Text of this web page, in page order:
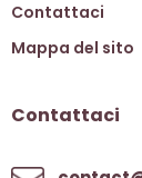
Contattaci
Mappa del sito
Contattaci